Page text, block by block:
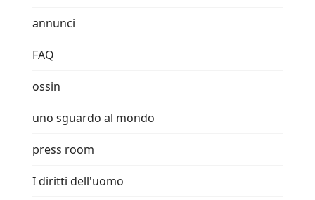
annunci
FAQ
ossin
uno sguardo al mondo
press room
I diritti dell'uomo